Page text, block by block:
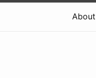
About